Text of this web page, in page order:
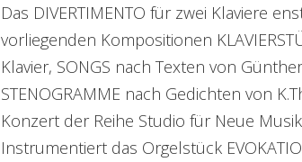
Das DIVERTIMENTO für zwei Klaviere
vorliegenden Kompositionen
Klavier, SONGS nach Texten von
STENOGRAMME nach Gedichten von
Konzert der Reihe Studio für Neue
Instrumentiert das Orgelstück